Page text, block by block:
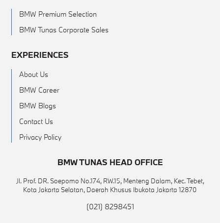
BMW Premium Selection
BMW Tunas Corporate Sales
EXPERIENCES
About Us
BMW Career
BMW Blogs
Contact Us
Privacy Policy
BMW TUNAS HEAD OFFICE
Jl. Prof. DR. Soepomo No.174, RW.15, Menteng Dalam, Kec. Tebet,
Kota Jakarta Selatan, Daerah Khusus Ibukota Jakarta 12870
(021) 8298451